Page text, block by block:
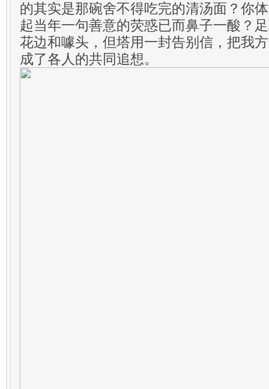
的其实是那碗舍不得吃完的清汤面？你
起当年一句善意的荧惑已而鼻子一酸？
花边和噱头，但塔用一封告别信，把我
成了各人的共同追想。